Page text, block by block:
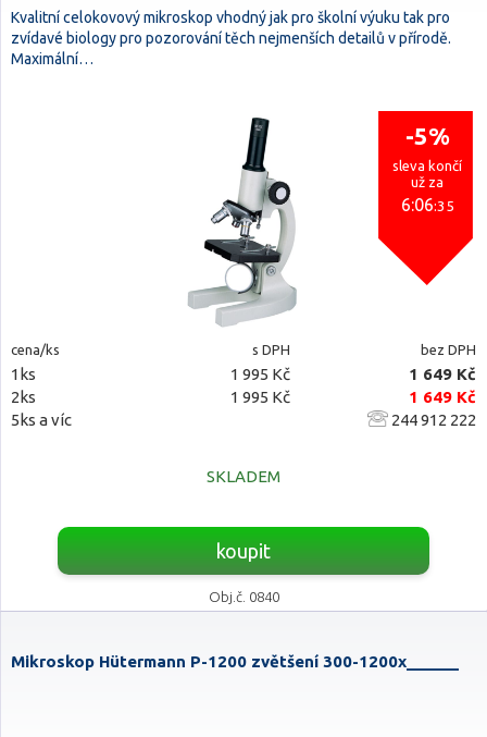
Kvalitní celokovový mikroskop vhodný jak pro školní výuku tak pro
zvídavé biology pro pozorování těch nejmenších detailů v přírodě.
Maximální…
-5%
sleva končí
už za
6:06:34
cena/ks s DPH bez DPH
1ks 1 995 Kč
1 649 Kč
2ks
1 995 Kč
1 649 Kč
5ks a víc
244 912 222
SKLADEM
koupit
Obj.č. 0840
Mikroskop Hütermann P-1200 zvětšení 300-1200x______